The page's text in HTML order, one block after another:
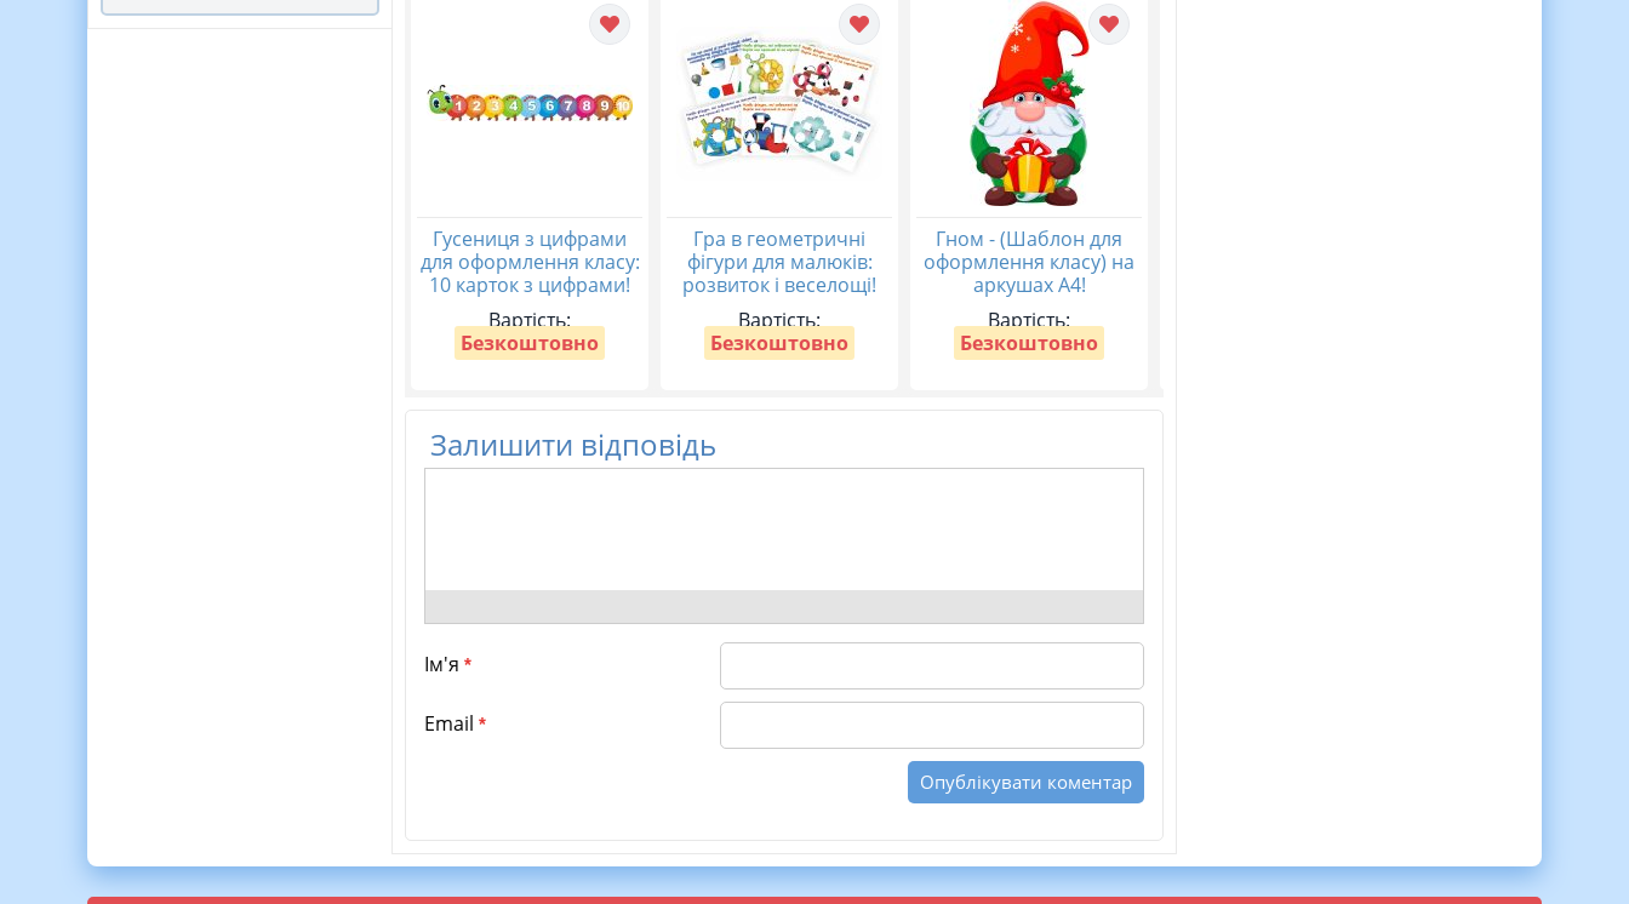
Гусениця з цифрами
для оформлення класу:
10 карток з цифрами!
Вартість:
Безкоштовно
Гра в геометричні
фігури для малюків:
розвиток і веселощі!
Вартість:
Безкоштовно
Гном - (Шаблон для
оформлення класу) на
аркушах А4!
Вартість:
Безкоштовно
Залишити відповідь
Ім'я *
Email *